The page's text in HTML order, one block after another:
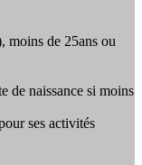
moins de 25ans ou
de naissance si moins
ses activités